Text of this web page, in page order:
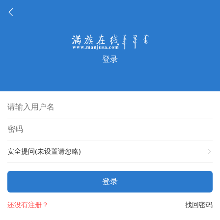
登录
安全提问(未设置请忽略)
登录
找回密码
还没有注册？